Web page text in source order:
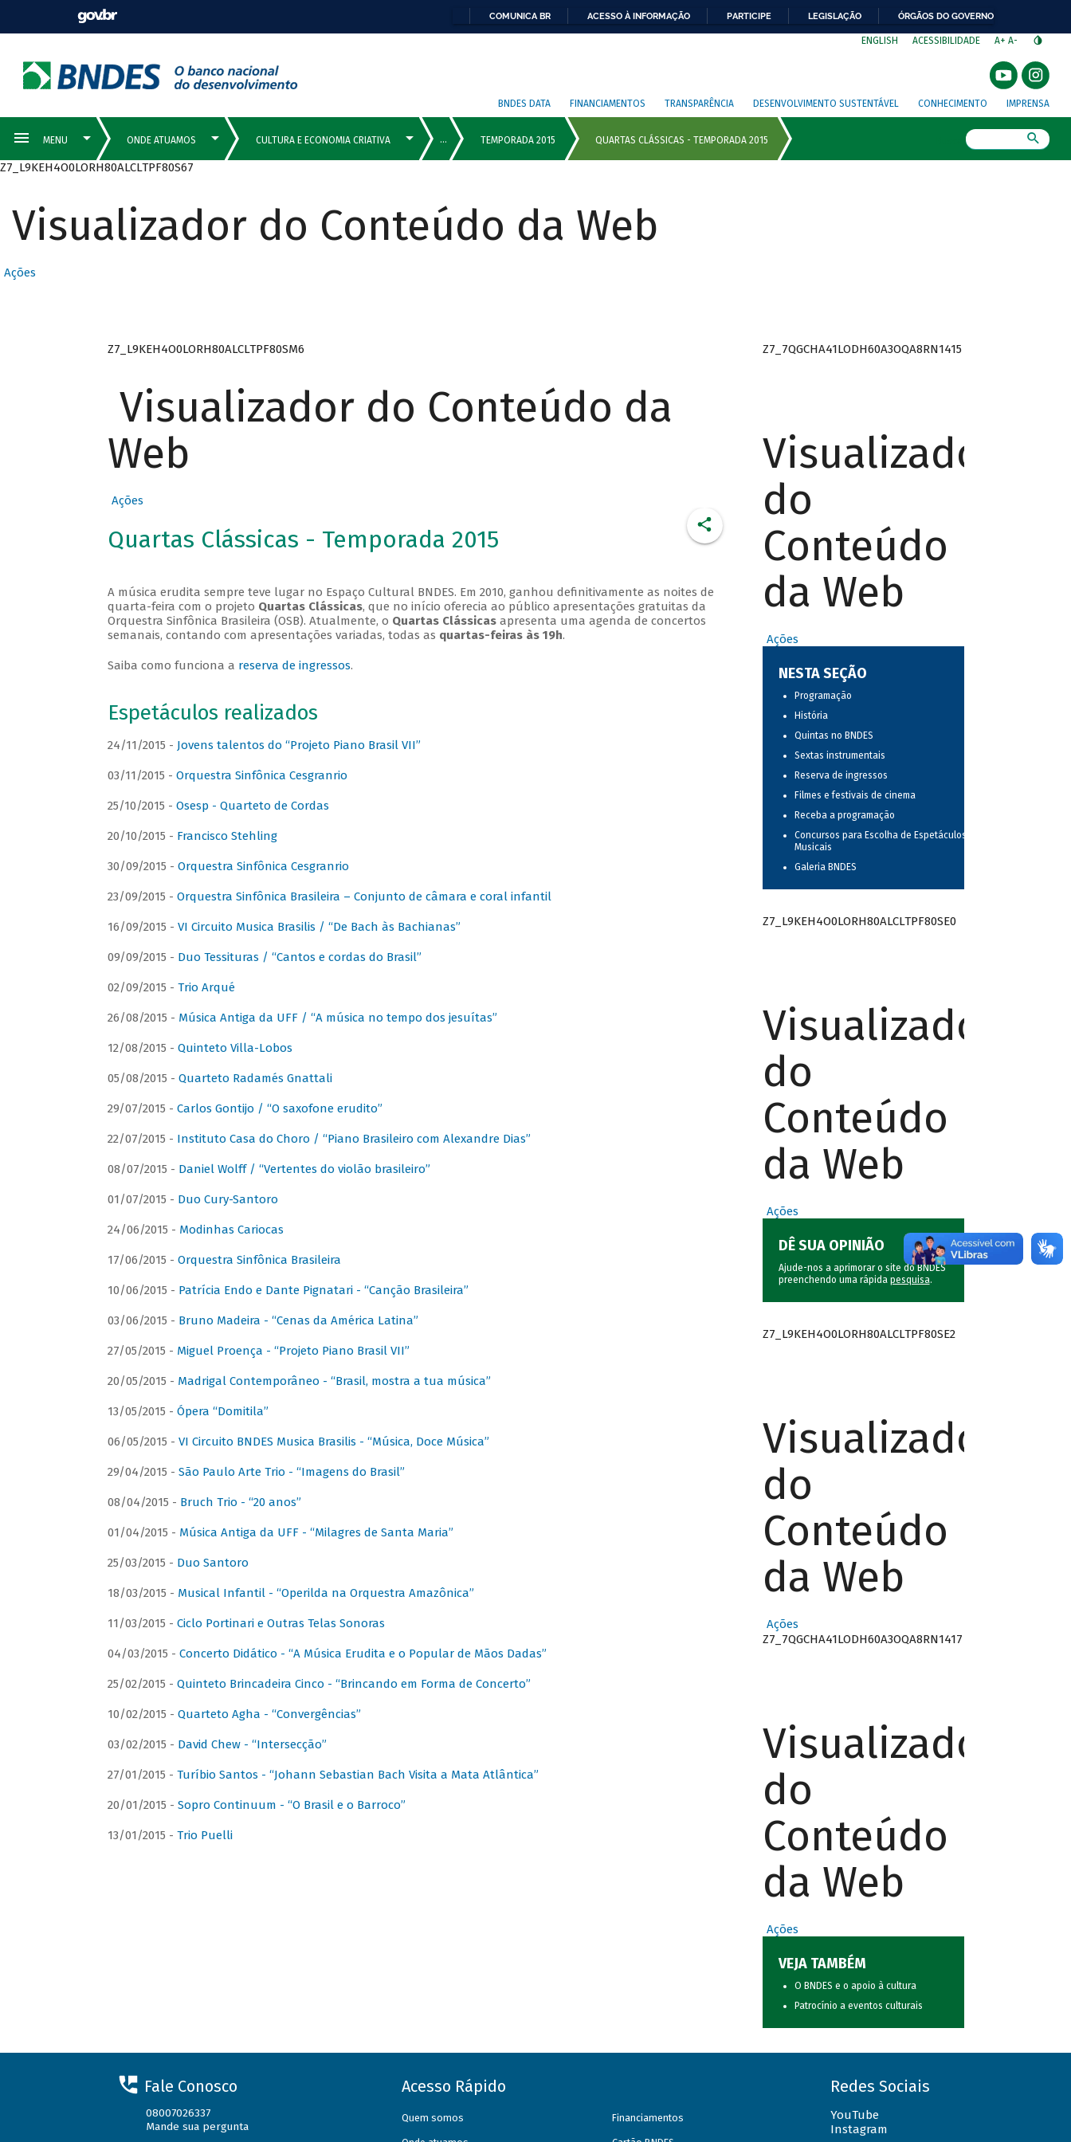
COMUNICA BR ACESSO À INFORMAÇÃO PARTICIPE LEGISLAÇÃO ÓRGÃOS DO GOVERNO
ENGLISH ACESSIBILIDADE A+ A-
BNDES DATA FINANCIAMENTOS TRANSPARÊNCIA DESENVOLVIMENTO SUSTENTÁVEL CONHECIMENTO IMPRENSA
Z7_L9KEH4O0LORH80ALCLTPF80S67
Visualizador do Conteúdo da Web
Ações
Z7_L9KEH4O0LORH80ALCLTPF80SM6
Visualizador do Conteúdo da
Web
Ações
Quartas Clássicas - Temporada 2015
A música erudita sempre teve lugar no Espaço Cultural BNDES. Em 2010, ganhou definitivamente as noites de
quarta-feira com o projeto Quartas Clássicas, que no início oferecia ao público apresentações gratuitas da
Orquestra Sinfônica Brasileira (OSB). Atualmente, o Quartas Clássicasapresenta uma agenda de concertos
semanais, contando com apresentações variadas, todas as quartas-feiras às 19h.
Saiba como funciona a reserva de ingressos.
Espetáculos realizados
24/11/2015 - Jovens talentos do “Projeto Piano Brasil VII”
03/11/2015 - Orquestra Sinfônica Cesgranrio
25/10/2015 - Osesp - Quarteto de Cordas
20/10/2015 - Francisco Stehling
30/09/2015 - Orquestra Sinfônica Cesgranrio
23/09/2015 - Orquestra Sinfônica Brasileira – Conjunto de câmara e coral infantil
16/09/2015 - VI Circuito Musica Brasilis / “De Bach às Bachianas”
09/09/2015 - Duo Tessituras / “Cantos e cordas do Brasil”
02/09/2015 - Trio Arqué
26/08/2015 - Música Antiga da UFF / “A música no tempo dos jesuítas”
12/08/2015 - Quinteto Villa-Lobos
05/08/2015 - Quarteto Radamés Gnattali
29/07/2015 - Carlos Gontijo / “O saxofone erudito”
22/07/2015 - Instituto Casa do Choro / “Piano Brasileiro com Alexandre Dias”
08/07/2015 - Daniel Wolff / “Vertentes do violão brasileiro”
01/07/2015 - Duo Cury-Santoro
24/06/2015 - Modinhas Cariocas
17/06/2015 - Orquestra Sinfônica Brasileira
10/06/2015 - Patrícia Endo e Dante Pignatari - “Canção Brasileira”
03/06/2015 - Bruno Madeira - “Cenas da América Latina”
27/05/2015 - Miguel Proença - “Projeto Piano Brasil VII”
20/05/2015 - Madrigal Contemporâneo - “Brasil, mostra a tua música”
13/05/2015 - Ópera “Domitila”
06/05/2015 - VI Circuito BNDES Musica Brasilis - “Música, Doce Música”
29/04/2015 - São Paulo Arte Trio - “Imagens do Brasil”
08/04/2015 - Bruch Trio - “20 anos”
01/04/2015 - Música Antiga da UFF - “Milagres de Santa Maria”
25/03/2015 - Duo Santoro
18/03/2015 - Musical Infantil - “Operilda na Orquestra Amazônica”
11/03/2015 - Ciclo Portinari e Outras Telas Sonoras
04/03/2015 - Concerto Didático - “A Música Erudita e o Popular de Mãos Dadas”
25/02/2015 - Quinteto Brincadeira Cinco - “Brincando em Forma de Concerto”
10/02/2015 - Quarteto Agha - “Convergências”
03/02/2015 - David Chew - “Intersecção”
27/01/2015 - Turíbio Santos - “Johann Sebastian Bach Visita a Mata Atlântica”
20/01/2015 - Sopro Continuum - “O Brasil e o Barroco”
13/01/2015 - Trio Puelli
Z7_7QGCHA41LODH60A3OQA8RN1415
Visualizador
do
Conteúdo
da Web
Ações
NESTA SEÇÃO
Programação
História
Quintas no BNDES
Sextas instrumentais
Reserva de ingressos
Filmes e festivais de cinema
Receba a programação
Concursos para Escolha de Espetáculos
Musicais
Galeria BNDES
Z7_L9KEH4O0LORH80ALCLTPF80SE0
Visualizador
do
Conteúdo
da Web
Ações
DÊ SUA OPINIÃO
Ajude-nos a aprimorar o site do BNDES
preenchendo uma rápida pesquisa.
Z7_L9KEH4O0LORH80ALCLTPF80SE2
Visualizador
do
Conteúdo
da Web
Ações
Z7_7QGCHA41LODH60A3OQA8RN1417
Visualizador
do
Conteúdo
da Web
Ações
VEJA TAMBÉM
O BNDES e o apoio à cultura
Patrocínio a eventos culturais
Fale Conosco
08007026337
Mande sua pergunta
Acesso Rápido
Quem somos Financiamentos
Redes Sociais
YouTube
Instagram